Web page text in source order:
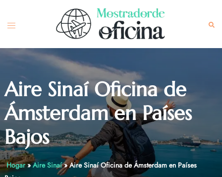
content
Toggle
Aire Sinaí Oficina de
Ámsterdam en Países
Bajos
Hogar»Aire Sinaí»Aire Sinaí Oficina de Ámsterdam en Países